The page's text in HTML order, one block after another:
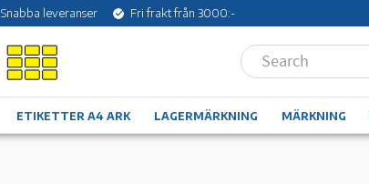
Snabba leveranser Fri frakt från 3000:-
ETIKETTER A4 ARK LAGERMÄRKNING MÄRKNING